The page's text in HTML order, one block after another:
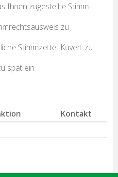
Ihnen zugestellte Stimm-
zu
Stimmzettel-Kuvert zu
spät ein
Kontakt